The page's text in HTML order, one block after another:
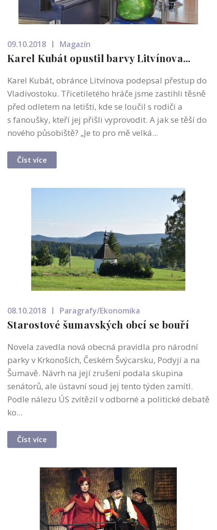
09.10.2018 Magazín
Karel Kubát opustil barvy Litvínova...
Karel Kubát, obránce Litvínova podepsal přestup do
Vladivostoku. Třicetiletého hráče jsme zastihli těsně
před odletem na letišti, kde se loučil s rodiči a
s fanoušky, kteří jej přišli vyprovodit. A jak se těší do
nového působiště? „Je to pro mě velká...
Číst více
08.10.2018 Paragrafy/Ekonomika
Starostové šumavských obcí se bouří
Novela zavedla nová obecná pravidla pro národní
parky v Krkonoších, Českém Švýcarsku, Podyjí a na
Šumavě. Návrh na její zrušení podala skupina
senátorů, ale ústavní soud jej tento týden zamítl.
Podle nálezu ÚS zvítězil v odborné a politické debatě
ko...
Číst více